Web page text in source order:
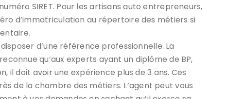
SIRET. Pour les artisans auto entrepreneurs,
d’immatriculation au répertoire des métiers si
d’une référence professionnelle. La
qu’aux experts ayant un diplôme de BP,
il doit avoir une expérience plus de 3 ans. Ces
de la chambre des métiers. L’agent peut vous